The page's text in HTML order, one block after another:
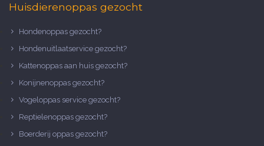
Huisdierenoppas gezocht
Hondenoppas gezocht?
Hondenuitlaatservice gezocht?
Kattenoppas aan huis gezocht?
Konijnenoppas gezocht?
Vogeloppas service gezocht?
Reptielenoppas gezocht?
Boerderij oppas gezocht?